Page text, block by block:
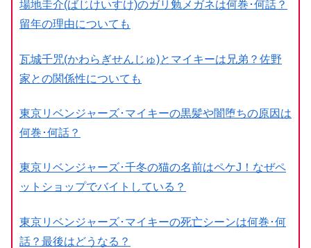
場地圭介(ばじけいすけ)のガリ勉メガネは何巻･何話？
留年の理由についても
瓦城千咒(かわらぎせんじゅ)とマイキーは兄弟？佐野
家との関係性についても
東京リベンジャーズ･マイキーの黒髪や闇堕ちの原因は
何巻･何話？
東京リベンジャーズ･千冬の猫の名前はペケJ！なぜペ
ットショップでバイトしている？
東京リベンジャーズ･マイキーの死亡シーンは何巻･何
話？最後はどうなる？